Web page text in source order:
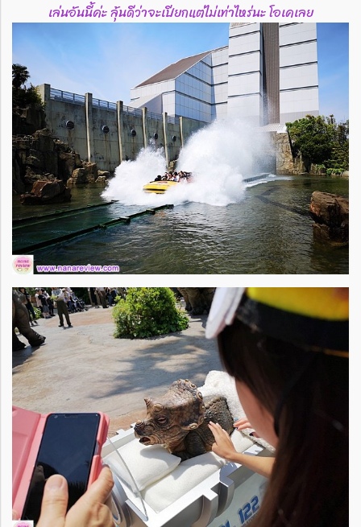
เล่นอันนี้ค่ะ ลุ้นดีว่าจะเปียกแต่ไม่เท่าไหร่นะ โอเคเลย